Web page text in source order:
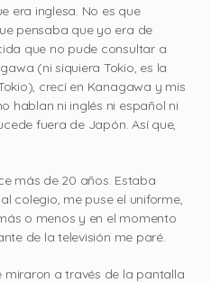
era inglesa. No es que
pensaba que yo era de
que no pude consultar a
(ni siquiera Tokio, es la
crecí en Kanagawa y mis
hablan ni inglés ni español ni
fuera de Japón. Así que,
más de 20 años. Estaba
colegio, me puse el uniforme,
o menos y en el momento
de la televisión me paré.
miraron a través de la pantalla